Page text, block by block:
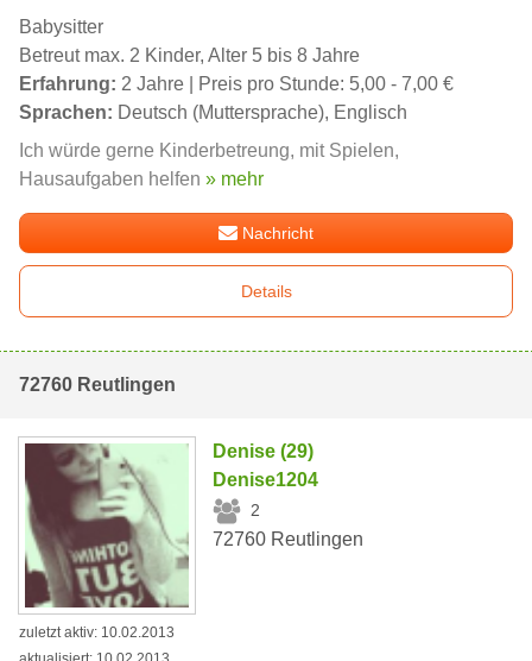
Babysitter
Betreut max. 2 Kinder, Alter 5 bis 8 Jahre
Erfahrung: 2 Jahre | Preis pro Stunde: 5,00 - 7,00 €
Sprachen: Deutsch (Muttersprache), Englisch
Ich würde gerne Kinderbetreung, mit Spielen,
Hausaufgaben helfen » mehr
Nachricht
Details
72760 Reutlingen
Denise (29)
Denise1204
2
72760 Reutlingen
zuletzt aktiv: 10.02.2013